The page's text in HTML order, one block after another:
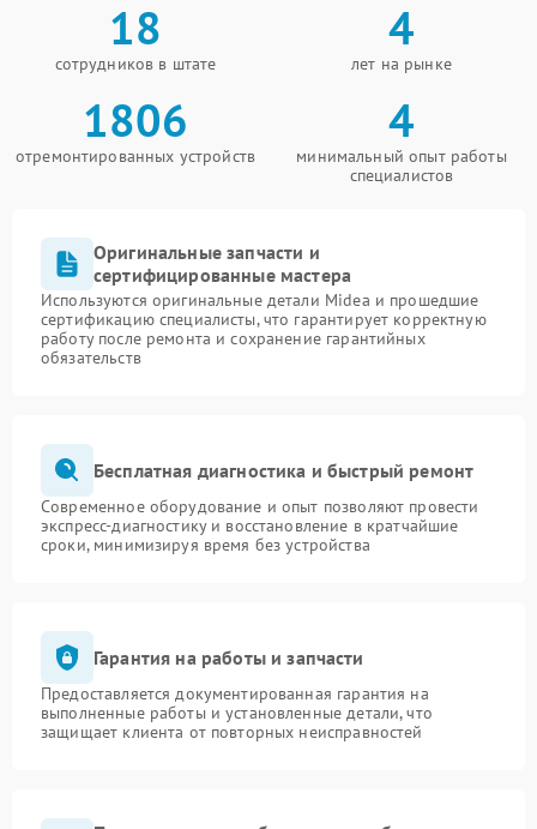
18
сотрудников в штате
4
лет на рынке
1806
отремонтированных устройств
4
минимальный опыт работы
специалистов
Оригинальные запчасти и
сертифицированные мастера
Используются оригинальные детали Midea и прошедшие
сертификацию специалисты, что гарантирует корректную
работу после ремонта и сохранение гарантийных
обязательств
Бесплатная диагностика и быстрый ремонт
Современное оборудование и опыт позволяют провести
экспресс-диагностику и восстановление в кратчайшие
сроки, минимизируя время без устройства
Гарантия на работы и запчасти
Предоставляется документированная гарантия на
выполненные работы и установленные детали, что
защищает клиента от повторных неисправностей